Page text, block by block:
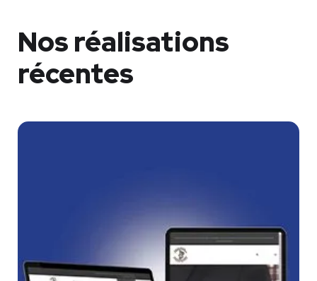
Nos réalisations
récentes